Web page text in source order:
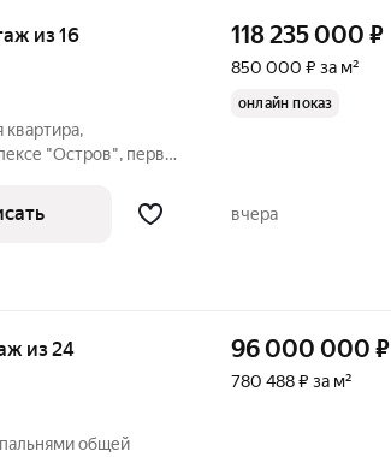
из 16
квартира,
"Остров", первая
доступа.
118 235 000 ₽
850 000 ₽ за м²
онлайн показ
вчера
из 24
общей
96 000 000 ₽
780 488 ₽ за м²